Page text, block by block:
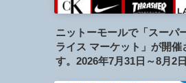
ニットーモールで「スーパ
ライス マーケット」が開催
す。2026年7月31日～8月2日